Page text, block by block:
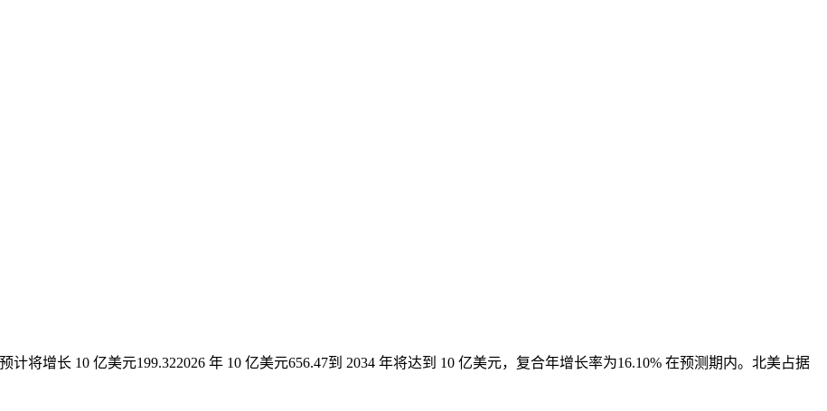
计将增长 10 亿美元199.322026 年 10 亿美元656.47到 2034 年将达到 10 亿美元，复合年增长率为16.10% 在预测期内。北美占据